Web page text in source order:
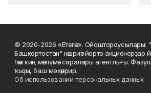
© 2020-2026 «Етегән». Ойоштороусылары:
Башкортостан" нәшриәт йорто акционерҙар
һәм киң мәғлүмәт саралары агентлығы.
ҡыҙы, баш мөхәррир.
Об использовании персональных данных